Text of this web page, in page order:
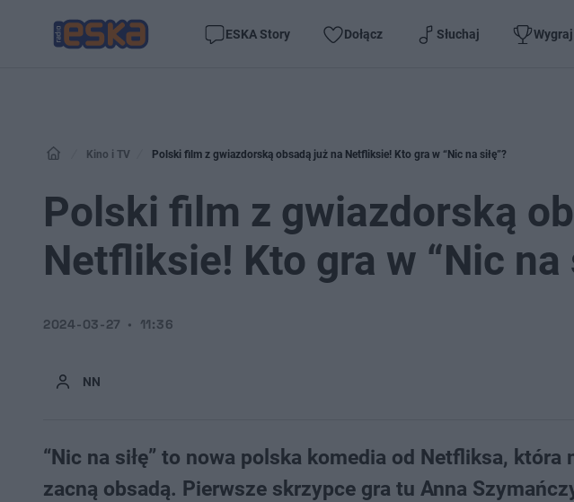
ESKA Story Dołącz Słuchaj Wygraj
Kino i TV Polski film z gwiazdorską obsadą już na Netfliksie! Kto gra w “Nic na siłę”?
Polski film z gwiazdorską
Netfliksie! Kto gra w “Nic na
NN
2024-03-27 11:36
“Nic na siłę” to nowa polska komedia od Netfliksa,
zacną obsadą. Pierwsze skrzypce gra tu Anna